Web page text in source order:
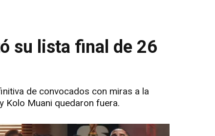
su lista final de 26
de convocados con miras a la
Kolo Muani quedaron fuera.